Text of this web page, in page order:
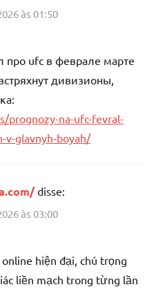
às 01:50
ufc в феврале марте
дивизионы,
prognozy-na-ufc-fevral-
v-glavnyh-boyah/
disse:
às 03:00
hiện đại, chú trọng
liền mạch trong từng lần